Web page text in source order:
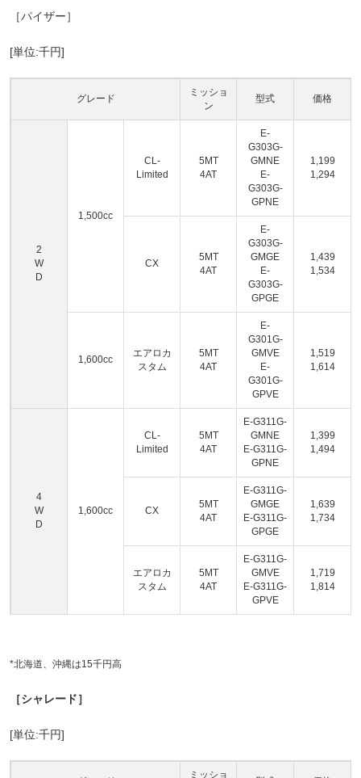
［パイザー］
[単位:千円]
グレード
ミッショ
ン
型式 価格
2
W
D
1,500cc
CL-
Limited
5MT
4AT
E-
G303G-
GMNE
E-
G303G-
GPNE
1,199
1,294
CX
5MT
4AT
E-
G303G-
GMGE
E-
G303G-
GPGE
1,439
1,534
1,600cc
エアロカ
スタム
5MT
4AT
E-
G301G-
GMVE
E-
G301G-
GPVE
1,519
1,614
4
W
D
1,600cc
CL-
Limited
5MT
4AT
E-G311G-
GMNE
E-G311G-
GPNE
1,399
1,494
CX
5MT
4AT
E-G311G-
GMGE
E-G311G-
GPGE
1,639
1,734
エアロカ
スタム
5MT
4AT
E-G311G-
GMVE
E-G311G-
GPVE
1,719
1,814
*北海道、沖縄は15千円高
［シャレード］
[単位:千円]
ミッショ